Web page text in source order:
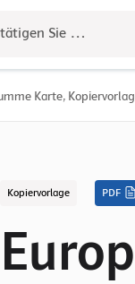
Sie das
Karte,
Kopiervorlage PDF